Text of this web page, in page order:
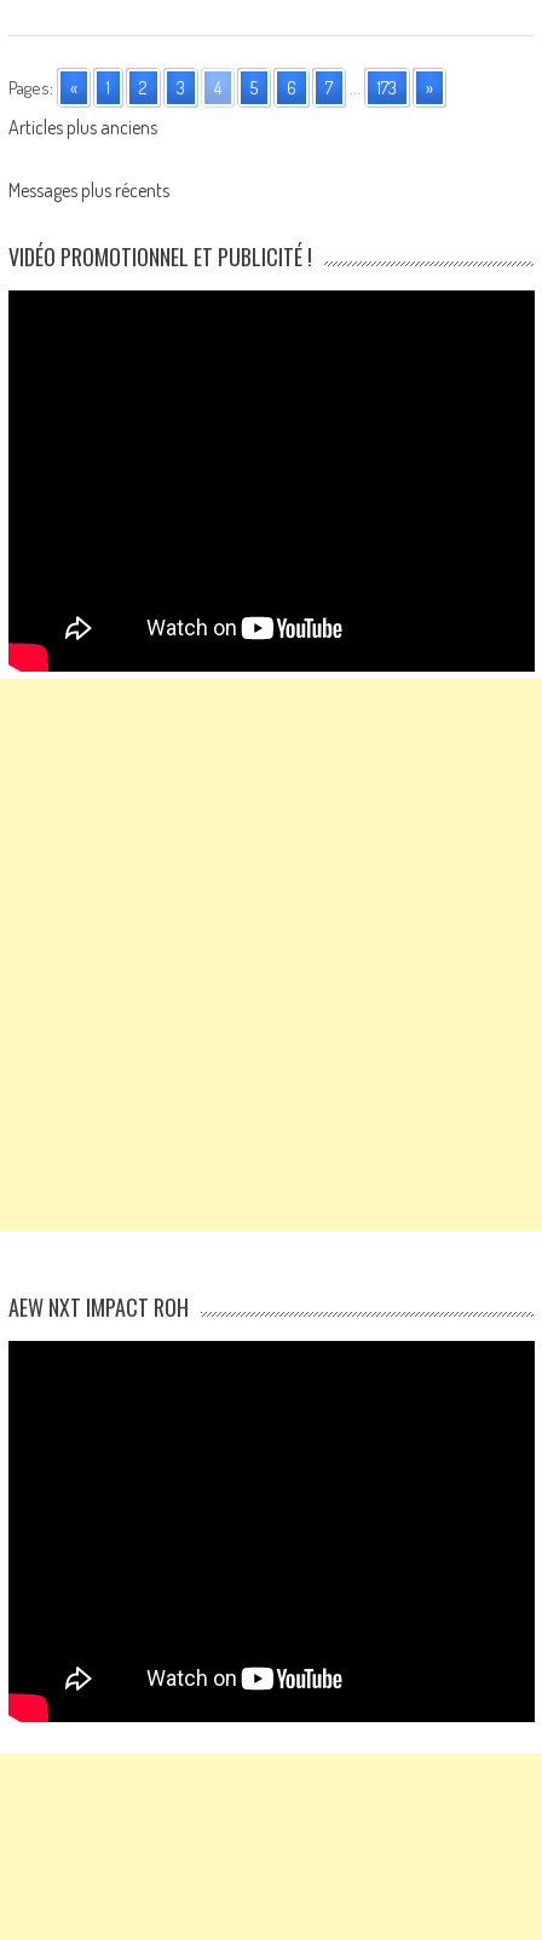
Pages: « 1 2 3 4 5 6 7 ... 173 »
Posts
navigation
Articles plus anciens
Messages plus récents
VIDÉO PROMOTIONNEL ET PUBLICITÉ !
AEW NXT IMPACT ROH